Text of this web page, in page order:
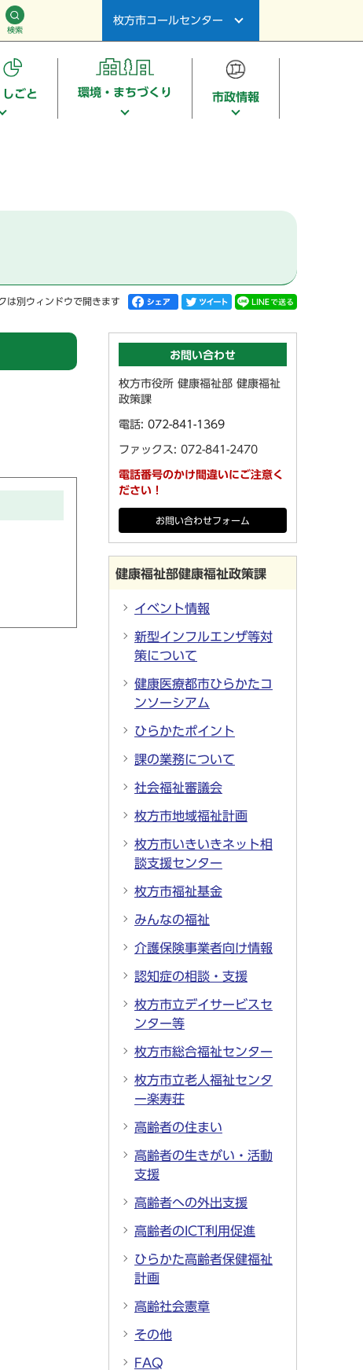
検索
枚方市コールセンター
ごと 環境・まちづくり 市政情報
は別ウィンドウで開きます
お問い合わせ
枚方市役所 健康福祉部 健康福祉
政策課
電話: 072-841-1369
ファックス: 072-841-2470
電話番号のかけ間違いにご注意く
ださい！
お問い合わせフォーム
健康福祉部健康福祉政策課
イベント情報
新型インフルエンザ等対
策について
健康医療都市ひらかたコ
ンソーシアム
ひらかたポイント
課の業務について
社会福祉審議会
枚方市地域福祉計画
枚方市いきいきネット相
談支援センター
枚方市福祉基金
みんなの福祉
介護保険事業者向け情報
認知症の相談・支援
枚方市立デイサービスセ
ンター等
枚方市総合福祉センター
枚方市立老人福祉センタ
ー楽寿荘
高齢者の住まい
高齢者の生きがい・活動
支援
高齢者への外出支援
高齢者のICT利用促進
ひらかた高齢者保健福祉
計画
高齢社会憲章
その他
FAQ